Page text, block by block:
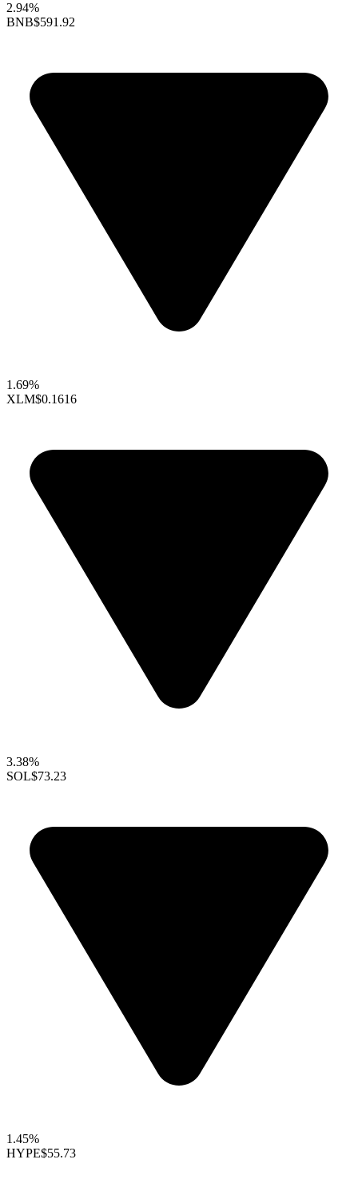
2.94%
BNB$591.92
1.69%
XLM$0.1616
3.38%
SOL$73.23
1.45%
HYPE$55.73